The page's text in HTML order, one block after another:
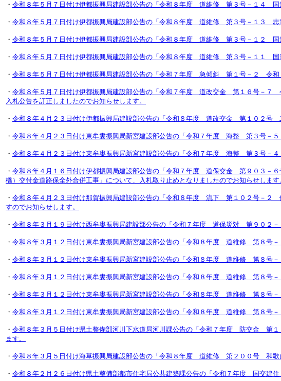
・ 令和８年５月７日付け伊都振興局建設部公告の「令和８年度 道維修 第３号－１４ 国
・ 令和８年５月７日付け伊都振興局建設部公告の「令和８年度 道維修 第３号－１３ 志
・ 令和８年５月７日付け伊都振興局建設部公告の「令和８年度 道維修 第３号－１２ 国
・ 令和８年５月７日付け伊都振興局建設部公告の「令和８年度 道維修 第３号－１１ 国
・ 令和８年５月７日付け伊都振興局建設部公告の「令和７年度 急傾斜 第１号－２ 令
・ 令和８年５月７日付け伊都振興局建設部公告の「令和７年度 道改交金 第１６号
入札公告を訂正しましたのでお知らせします。
・ 令和８年４月２３日付け伊都振興局建設部公告の「令和８年度 道改交金 第１０２号
・ 令和８年４月２３日付け東牟婁振興局新宮建設部公告の「令和７年度 海整 第３号－
・ 令和８年４月２３日付け東牟婁振興局新宮建設部公告の「令和７年度 海整 第３号－
・ 令和８年４月１６日付け伊都振興局建設部公告の「令和７年度 道保交金 第９０
橋）交付金道路保全外合併工事」について、入札取り止めとなりましたのでお知らせします
・ 令和８年４月２３日付け那賀振興局建設部公告の「令和８年度 流下 第１０２号－２
すのでお知らせします。
・ 令和８年３月１９日付け西牟婁振興局建設部公告の「令和７年度 道保災対 第９０２
・ 令和８年３月１２日付け東牟婁振興局新宮建設部公告の「令和８年度 道維修 第８号
・ 令和８年３月１２日付け東牟婁振興局新宮建設部公告の「令和８年度 道維修 第８号
・ 令和８年３月１２日付け東牟婁振興局新宮建設部公告の「令和８年度 道維修 第８号
・ 令和８年３月１２日付け東牟婁振興局新宮建設部公告の「令和８年度 道維修 第８号
・ 令和８年３月１２日付け東牟婁振興局新宮建設部公告の「令和８年度 道維修 第８号
・ 令和８年３月５日付け県土整備部河川下水道局河川課公告の「令和７年度 防交金 第
ます。
・ 令和８年３月５日付け海草振興局建設部公告の「令和８年度 道維修 第２００号 和歌
・ 令和８年２月２６日付け県土整備部都市住宅局公共建築課公告の「令和７年度 国交建